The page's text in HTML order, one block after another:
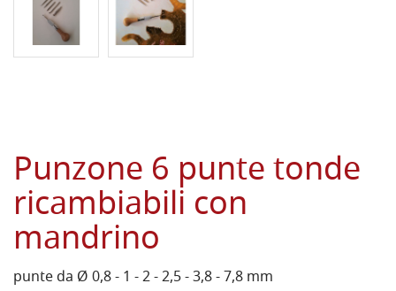
Punzone 6 punte tonde
ricambiabili con
mandrino
punte da Ø 0,8 - 1 - 2 - 2,5 - 3,8 - 7,8 mm